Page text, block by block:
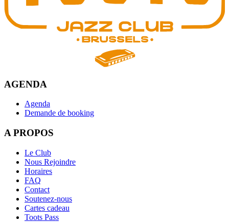
AGENDA
Agenda
Demande de booking
A PROPOS
Le Club
Nous Rejoindre
Horaires
FAQ
Contact
Soutenez-nous
Cartes cadeau
Toots Pass